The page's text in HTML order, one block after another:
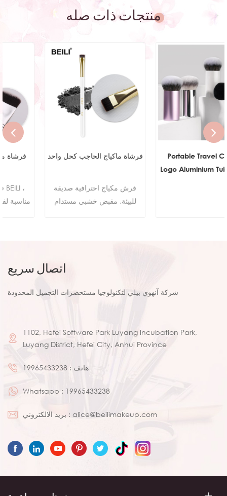
منتجات ذات صله
فرشاة ماكياج الحاجب كحل واحد
فرش مكياج احترافية صديقة
للبيئة. مقبض خشبي مستدام
Portable Travel Custom
Logo Aluminium Tube Small
Brush for Face Manly Vegan
اتصال سريع
شركة آنهوي بيلي لتكنولوجيا مستحضرات التجميل المحدودة
1102, Hefei Software Park Luyang Incubation Park,
Luyang District, Hefei City, Anhui Province
هاتف : 19965433238
Whatsapp : 19965433238
بريد الالكتروني : alice@beilimakeup.com